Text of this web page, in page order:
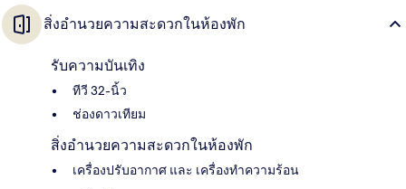
สิ่งอำนวยความสะดวกในห้องพัก
รับความบันเทิง
ทีวี 32-นิ้ว
ช่องดาวเทียม
สิ่งอำนวยความสะดวกในห้องพัก
เครื่องปรับอากาศ และ เครื่องทำความร้อน